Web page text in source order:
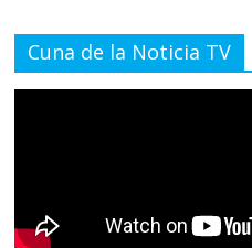
Cuna de la Noticia TV